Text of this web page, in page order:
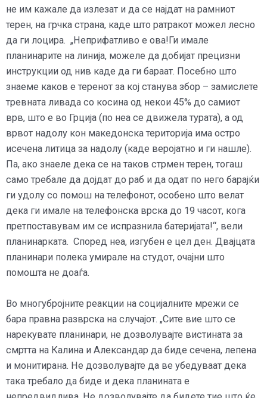
не им кажале да излезат и да се најдат на рамниот
терен, на грчка страна, каде што ратракот можел лесно
да ги лоцира. „Неприфатливо е ова!Ги имале
планинарите на линија, можеле да добијат прецизни
инструкции од нив каде да ги бараат. Посебно што
знаеме каков е теренот за кој станува збор – замислете
тревната ливада со косина од некои 45% до самиот
врв, што е во Грција (по неа се движела турата), а од
врвот надолу кон македонска територија има остро
исечена литица за надолу (каде веројатно и ги нашле).
Па, ако знаеле дека се на таков стрмен терен, тогаш
само требале да дојдат до раб и да одат по него барајќи
ги удолу со помош на телефонот, особено што велат
дека ги имале на телефонска врска до 19 часот, кога
претпоставувам им се испразнила батеријата!“, вели
планинарката. Според неа, изгубен е цел ден. Двајцата
планинари полека умирале на студот, очајни што
помошта не доаѓа.
Во многубројните реакции на социјалните мрежи се
бара правна разврска на случајот. „Сите вие што се
нарекувате планинари, не дозволувајте вистината за
смртта на Калина и Александар да биде сечена, лепена
и монитирана. Не дозволувајте да ве убедуваат дека
така требало да биде и дека планината е